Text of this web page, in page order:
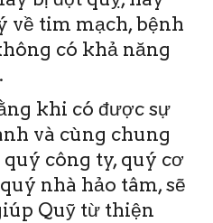
về tim mạch, bệnh
có khả năng
khi có được sự
và cùng chung
quý công ty, quý cơ
nhà hảo tâm, sẽ
Quỹ từ thiện